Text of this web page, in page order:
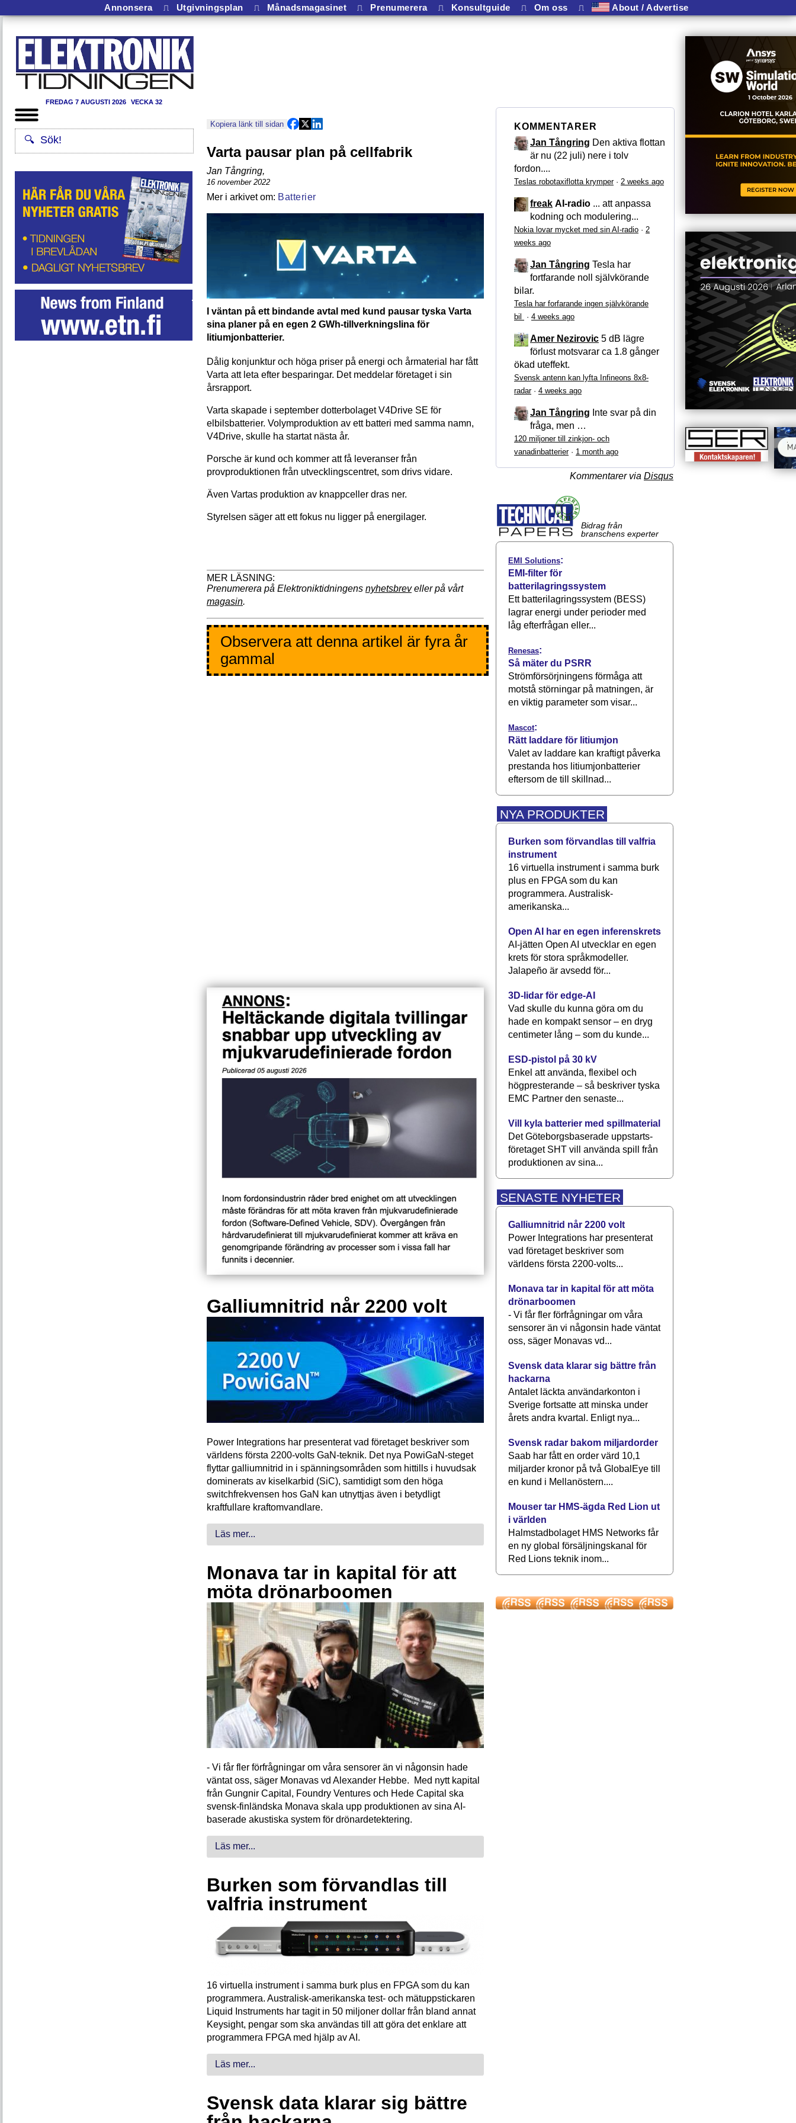
Annonsera ⎍ Utgivningsplan ⎍ Månadsmagasinet ⎍ Prenumerera ⎍ Konsultguide ⎍ Om oss ⎍ About / Advertise
FREDAG 7 AUGUSTI 2026 VECKA 32
Kopiera länk till sidan
Varta pausar plan på cellfabrik
Jan Tångring,
16 november 2022
Batterier
I väntan på ett bindande avtal med kund pausar tyska Varta
sina planer på en egen 2 GWh-tillverkningslina för
litiumjonbatterier.
Dålig konjunktur och höga priser på energi och årmaterial har fått
Varta att leta efter besparingar. Det meddelar företaget i sin
årsrapport.
Varta skapade i september dotterbolaget V4Drive SE för
elbilsbatterier. Volymproduktion av ett batteri med samma namn,
V4Drive, skulle ha startat nästa år.
Porsche är kund och kommer att få leveranser från
provproduktionen från utvecklingscentret, som drivs vidare.
Även Vartas produktion av knappceller dras ner.
Styrelsen säger att ett fokus nu ligger på energilager.
Prenumerera på Elektroniktidningens nyhetsbreveller på vårt
magasin.
Observera att denna artikel är fyra år
gammal
Galliumnitrid når 2200 volt
Power Integrations har presenterat vad företaget beskriver som
världens första 2200-volts GaN-teknik. Det nya PowiGaN-steget
flyttar galliumnitrid in i spänningsområden som hittills i huvudsak
dominerats av kiselkarbid (SiC), samtidigt som den höga
switchfrekvensen hos GaN kan utnyttjas även i betydligt
kraftfullare kraftomvandlare.
Läs mer...
Monava tar in kapital för att
möta drönarboomen
- Vi får fler förfrågningar om våra sensorer än vi någonsin hade
väntat oss, säger Monavas vd Alexander Hebbe. Med nytt kapital
från Gungnir Capital, Foundry Ventures och Hede Capital ska
svensk-finländska Monava skala upp produktionen av sina AI-
baserade akustiska system för drönardetektering.
Läs mer...
Burken som förvandlas till
valfria instrument
16 virtuella instrument i samma burk plus en FPGA som du kan
programmera. Australisk-amerikanska test- och mätuppstickaren
Liquid Instruments har tagit in 50 miljoner dollar från bland annat
Keysight, pengar som ska användas till att göra det enklare att
programmera FPGA med hjälp av AI.
Läs mer...
Svensk data klarar sig bättre
KOMMENTARER
Jan Tångring Den aktiva flottan
är nu (22 juli) nere i tolv
fordon....
Teslas robotaxiflotta krymper· 2 weeks ago
freak AI-radio ... att anpassa
kodning och modulering...
Nokia lovar mycket med sin AI-radio · 2
weeks ago
Jan Tångring Tesla har
fortfarande noll självkörande
bilar.
Tesla har forfarande ingen självkörande
bil
· 4 weeks ago
Amer Nezirovic 5 dB lägre
förlust motsvarar ca 1.8 gånger
ökad uteffekt.
Svensk antenn kan lyfta Infineons 8x8-
radar· 4 weeks ago
Jan Tångring Inte svar på din
fråga, men …
120 miljoner till zinkjon- och
vanadinbatterier· 1 month ago
Kommentarer via Disqus
Bidrag från
branschens experter
EMI Solutions:
EMI-filter för
batterilagringssystem
Ett batterilagringssystem (BESS)
lagrar energi under perioder med
låg efterfrågan eller...
Renesas:
Så mäter du PSRR
Strömförsörjningens förmåga att
motstå störningar på matningen, är
en viktig parameter som visar...
Mascot:
Rätt laddare för litiumjon
Valet av laddare kan kraftigt påverka
prestanda hos litiumjonbatterier
eftersom de till skillnad...
NYA PRODUKTER
Burken som förvandlas till valfria
instrument
16 virtuella instrument i samma burk
plus en FPGA som du kan
programmera. Australisk-
amerikanska...
Open AI har en egen inferenskrets
AI-jätten Open AI utvecklar en egen
krets för stora språkmodeller.
Jalapeño är avsedd för...
3D-lidar för edge-AI
Vad skulle du kunna göra om du
hade en kompakt sensor – en dryg
centimeter lång – som du kunde...
ESD-pistol på 30 kV
Enkel att använda, flexibel och
högpresterande – så beskriver tyska
EMC Partner den senaste...
Vill kyla batterier med spillmaterial
Det Göteborgsbaserade upp­starts­
företaget SHT vill använda spill från
produktionen av sina...
SENASTE NYHETER
Galliumnitrid når 2200 volt
Power Integrations har presenterat
vad företaget beskriver som
världens första 2200-volts...
Monava tar in kapital för att möta
drönarboomen
- Vi får fler förfrågningar om våra
sensorer än vi någonsin hade väntat
oss, säger Monavas vd...
Svensk data klarar sig bättre från
hackarna
Antalet läckta användarkonton i
Sverige fortsatte att minska under
årets andra kvartal. Enligt nya...
Svensk radar bakom miljardorder
Saab har fått en order värd 10,1
miljarder kronor på två GlobalEye till
en kund i Mellanöstern....
Mouser tar HMS-ägda Red Lion ut
i världen
Halmstadbolaget HMS Networks får
en ny global försäljningskanal för
Red Lions teknik inom...